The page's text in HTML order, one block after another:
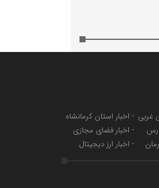
غربی - اخبار استان کرمانشاه
- اخبار فضای مجازی
- اخبار ارز دیجیتال